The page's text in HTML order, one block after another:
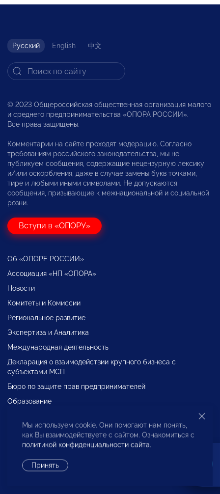
Русский English 中文
© 2023 Общероссийская общественная организация малого
и среднего предпринимательства «ОПОРА РОССИИ».
Все права защищены.
Комментарии на сайте проходят модерацию. Согласно
требованиям российского законодательства, мы не
публикуем сообщения, содержащие нецензурную лексику
и/или оскорбления, даже в случае замены букв точками,
тире и любыми иными символами. Не допускаются
сообщения, призывающие к межнациональной и социальной
розни.
Вступи в «ОПОРУ»
Об «ОПОРЕ РОССИИ»
Ассоциация «НП «ОПОРА»
Новости
Комитеты и Комиссии
Региональное развитие
Экспертиза и Аналитика
Международная деятельность
Декларация о взаимодействии крупного бизнеса с
субъектами МСП
Бюро по защите прав предпринимателей
Образование
Разработка сайта —Flips
Мы используем cookie. Они помогают нам понять,
как Вы взаимодействуете с сайтом. Ознакомиться с
политикой конфиденциальности сайта.
Принять